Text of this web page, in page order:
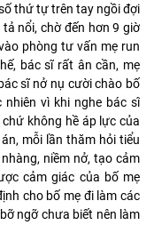
thứ tự trên tay ngồi đợi
nổi, chờ đến hơn 9 giờ
phòng tư vấn mẹ run
bác sĩ rất ân cần, mẹ
sĩ nở nụ cười chào bố
vì khi nghe bác sĩ
không hề áp lực của
mỗi lần thăm hỏi tiểu
niềm nở, tạo cảm
cảm giác của bố mẹ
cho bố mẹ đi làm các
ngỡ chưa biết nên làm